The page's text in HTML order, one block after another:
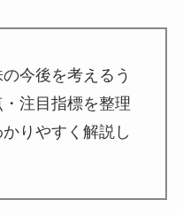
今後を考えるう
注目指標を整理
りやすく解説し